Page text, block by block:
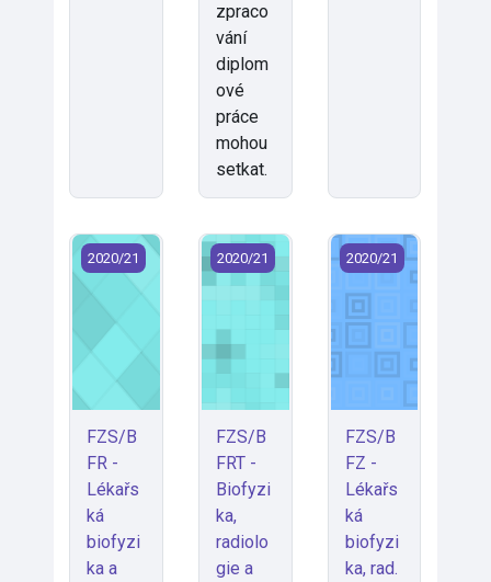
zpraco
vání
diplom
ové
práce
mohou
setkat.
FZS/BFR - Lékařská biofyzika a radiologie (2020)
2020/21
FZS/B
FR -
Lékařs
ká
biofyzi
ka a
FZS/BFRT - Biofyzika, radiologie a
2020/21
FZS/B
FRT -
Biofyzi
ka,
radiolo
gie a
FZS/BFZ -
2020/21
FZS/B
FZ -
Lékařs
ká
biofyzi
ka, rad.